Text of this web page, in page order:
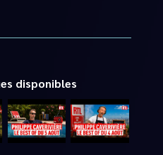
disponibles